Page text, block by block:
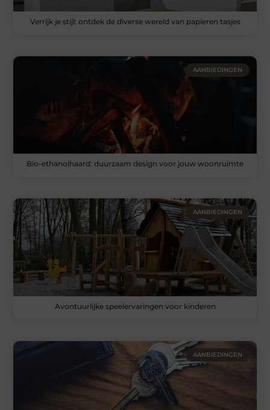
Verrijk je stijl: ontdek de diverse wereld van papieren tasjes
AANBIEDINGEN
Bio-ethanolhaard: duurzaam design voor jouw woonruimte
AANBIEDINGEN
Avontuurlijke speelervaringen voor kinderen
AANBIEDINGEN